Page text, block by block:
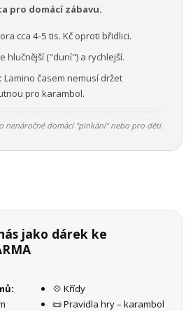
pro domácí zábavu.
cca 4-5 tis. Kč oproti břidlici.
hlučnější ("duní") a rychlejší.
Lamino časem nemusí držet
pro karambol.
nenáročné domácí "pinkání" nebo pro děti.
jako dárek ke
💠 Křídy
📜 Pravidla hry – karambol